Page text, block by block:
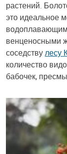
растений.
это идеальное
венценосными
соседствулесу
количество
бабочек,